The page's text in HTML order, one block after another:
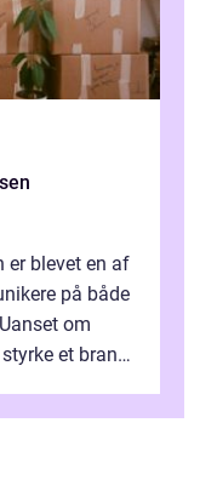
er blevet en af
på både
om
et brand,